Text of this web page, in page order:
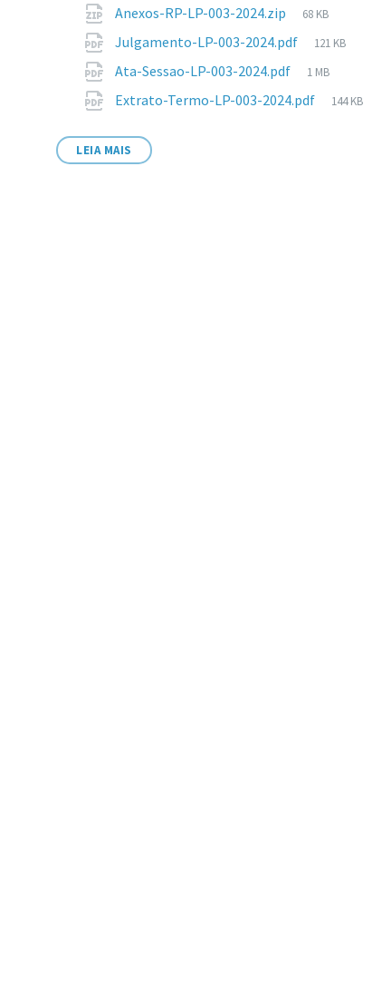
arquivo:
Anexos-RP-LP-003-2024.zip
Tamanho
arquivo:
68 KB
Julgamento-LP-003-2024.pdf
Tamanho
arquivo:
121 KB
Ata-Sessao-LP-003-2024.pdf
Tamanho
arquivo:
1 MB
Extrato-Termo-LP-003-2024.pdf
Tamanho
144 KB
LEIA MAIS